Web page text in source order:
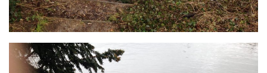
Vidéo
Peinture
NAGE
NAP / NEV